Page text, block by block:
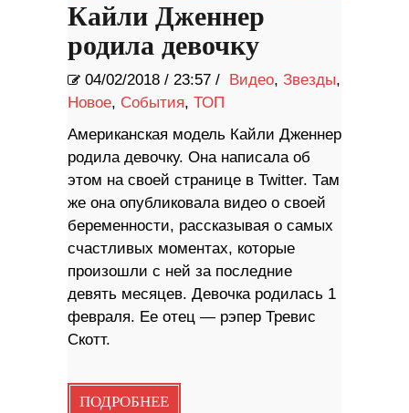
Кайли Дженнер
родила девочку
04/02/2018 / 23:57 / Видео, Звезды,
Новое, События, ТОП
Американская модель Кайли Дженнер
родила девочку. Она написала об
этом на своей странице в Twitter. Там
же она опубликовала видео о своей
беременности, рассказывая о самых
счастливых моментах, которые
произошли с ней за последние
девять месяцев. Девочка родилась 1
февраля. Ее отец — рэпер Тревис
Скотт.
ПОДРОБНЕЕ